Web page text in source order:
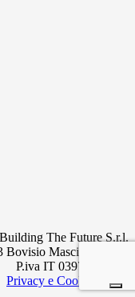
The Future S.r.l.
Bovisio Masciago (MB)
P.iva IT 03977530967
Privacy e Cookie Policy